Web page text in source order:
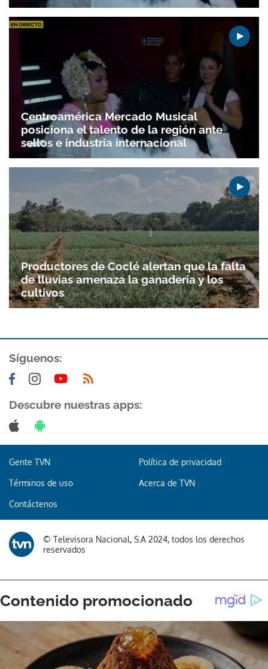
Gracias por suscribirte a nuestro boletín.
Centroamérica Mercado Musical
posiciona el talento de la región ante
sellos e industria internacional
Productores de Coclé alertan que la falta
de lluvias amenaza la ganadería y los
cultivos
Síguenos:
Descubre nuestras apps:
Gente TVN Política de privacidad
Términos de uso Acerca de TVN
Contáctenos
© Televisora Nacional, S.A 2024, todos los derechos
reservados